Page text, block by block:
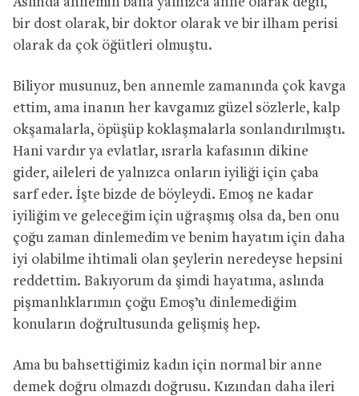
bir dost olarak, bir doktor olarak ve bir ilham perisi
olarak da çok öğütleri olmuştu.
Biliyor musunuz, ben annemle zamanında çok kavga
ettim, ama inanın her kavgamız güzel sözlerle, kalp
okşamalarla, öpüşüp koklaşmalarla sonlandırılmıştı.
Hani vardır ya evlatlar, ısrarla kafasının dikine
gider, aileleri de yalnızca onların iyiliği için çaba
sarf eder. İşte bizde de böyleydi. Emoş ne kadar
iyiliğim ve geleceğim için uğraşmış olsa da, ben onu
çoğu zaman dinlemedim ve benim hayatım için daha
iyi olabilme ihtimali olan şeylerin neredeyse hepsini
reddettim. Bakıyorum da şimdi hayatıma, aslında
pişmanlıklarımın çoğu Emoş’u dinlemediğim
konuların doğrultusunda gelişmiş hep.
Ama bu bahsettiğimiz kadın için normal bir anne
demek doğru olmazdı doğrusu. Kızından daha ileri